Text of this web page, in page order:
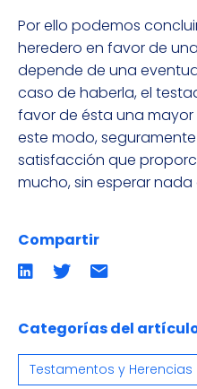
Por ello podemos
heredero en favor de
depende de una
caso de haberla, el
favor de ésta una
este modo,
satisfacción que
mucho, sin esperar
Compartir
Compartir
en
Compartir
en
Compartir
por
email
Categorías del
Testamentos y Herencias